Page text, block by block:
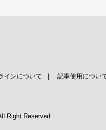
インについて 記事使用につい
Right Reserved.